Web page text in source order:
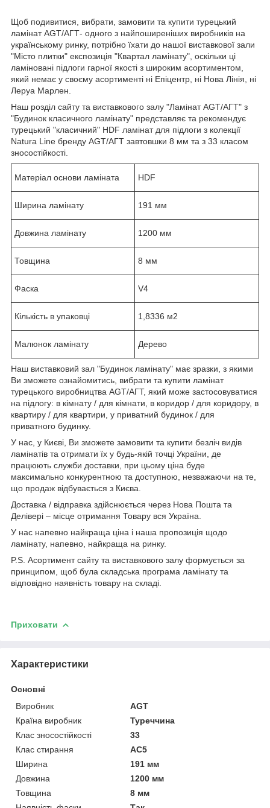
Щоб подивитися, вибрати, замовити та купити турецький
ламінат AGT/АГТ- одного з найпоширеніших виробників на
українському ринку, потрібно їхати до нашої виставкової зали
"Місто плитки" експозиція "Квартал ламінату", оскільки ці
ламіновані підлоги гарної якості з широким асортиментом,
який немає у своєму асортименті ні Епіцентр, ні Нова Лінія, ні
Леруа Марлен.
Наш розділ сайту та виставкового залу "Ламінат AGT/АГТ" з
"Будинок класичного ламінату" представляє та рекомендує
турецький "класичний" HDF ламінат для підлоги з колекції
Natura Line бренду AGT/АГТ завтовшки 8 мм та з 33 класом
зносостійкості.
Матеріал основи ламіната HDF
Ширина ламінату 191 мм
Довжина ламінату 1200 мм
Товщина 8 мм
Фаска V4
Кількість в упаковці 1,8336 м2
Малюнок ламінату Дерево
Наш виставковий зал "Будинок ламінату" має зразки, з якими
Ви зможете ознайомитись, вибрати та купити ламінат
турецького виробництва AGT/АГТ, який може застосовуватися
на підлогу: в кімнату / для кімнати, в коридор / для коридору, в
квартиру / для квартири, у приватний будинок / для
приватного будинку.
У нас, у Києві, Ви зможете замовити та купити безліч видів
ламінатів та отримати їх у будь-якій точці України, де
працюють служби доставки, при цьому ціна буде
максимально конкурентною та доступною, незважаючи на те,
що продаж відбувається з Києва.
Доставка / відправка здійснюється через Нова Пошта та
Делівері – місце отримання Товару вся Україна.
У нас напевно найкраща ціна і наша пропозиція щодо
ламінату, напевно, найкраща на ринку.
P.S. Асортимент сайту та виставкового залу формується за
принципом, щоб була складська програма ламінату та
відповідно наявність товару на складі.
Приховати
Характеристики
Основні
Виробник
AGT
Країна виробник
Туреччина
Клас зносостійкості
33
Клас стирання
АС5
Ширина
191 мм
Довжина
1200 мм
Товщина
8 мм